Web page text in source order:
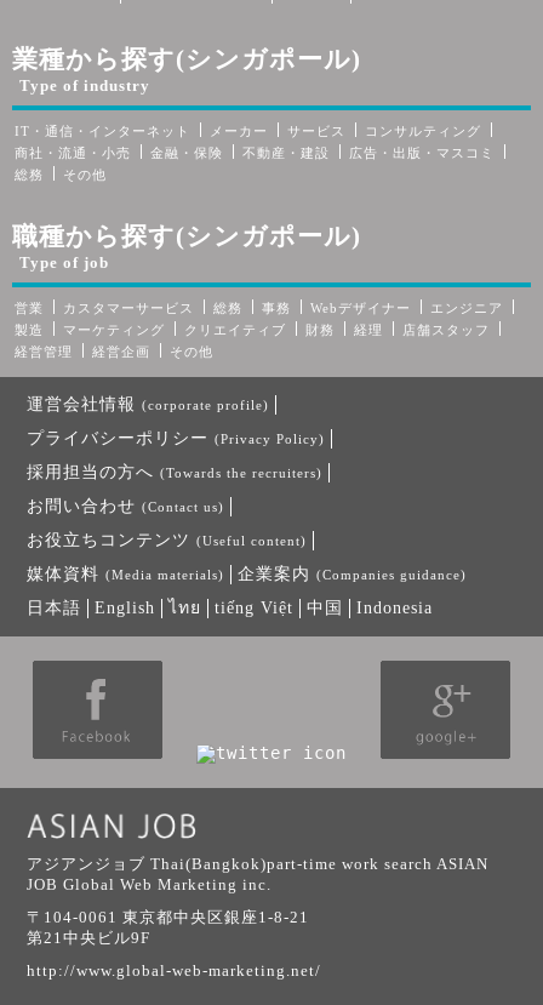
業種から探す(シンガポール)
Type of industry
IT・通信・インターネット メーカー サービス
コンサルティング
商社・流通・小売
金融・保険 不動産・建設
広告・出版・マスコミ
総務
その他
職種から探す(シンガポール)
Type of job
営業 カスタマーサービス 総務 事務 Webデザイナー
エンジニア
製造
マーケティング クリエイティブ 財務 経理
店舗スタッフ
経営管理
経営企画 その他
運営会社情報(corporate profile)
プライバシーポリシー(Privacy Policy)
採用担当の方へ(Towards the recruiters)
お問い合わせ(Contact us)
お役立ちコンテンツ(Useful content)
媒体資料(Media materials) 企業案内(Companies guidance)
日本語 English ไทย tiếng Việt 中国 Indonesia
アジアンジョブ Thai(Bangkok)part-time work search ASIAN
JOB Global Web Marketing inc.
〒104-0061 東京都中央区銀座1-8-21
第21中央ビル9F
http://www.global-web-marketing.net/